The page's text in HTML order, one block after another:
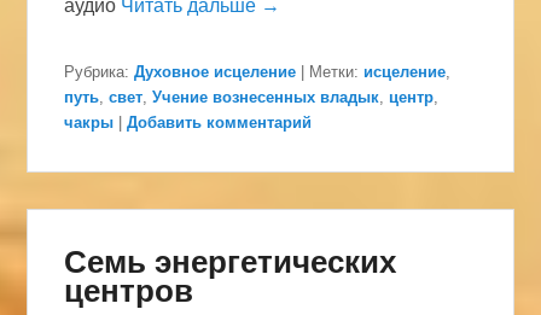
аудио Читать дальше →
Рубрика: Духовное исцеление | Метки: исцеление
путь ,свет ,Учение вознесенных владык центр
чакры |Добавить комментарий
Семь энергетических
центров